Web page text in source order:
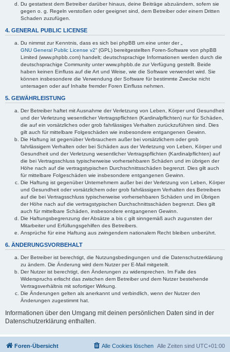
Du gestattest dem Betreiber darüber hinaus, deine Beiträge abzuändern, sofern sie
gegen o. g. Regeln verstoßen oder geeignet sind, dem Betreiber oder einem Dritten
Schaden zuzufügen.
4. GENERAL PUBLIC LICENSE
Du nimmst zur Kenntnis, dass es sich bei phpBB um eine unter der „
GNU General Public License v2“ (GPL) bereitgestellten Foren-Software von phpBB
Limited (www.phpbb.com) handelt; deutschsprachige Informationen werden durch die
deutschsprachige Community unter www.phpbb.de zur Verfügung gestellt. Beide
haben keinen Einfluss auf die Art und Weise, wie die Software verwendet wird. Sie
können insbesondere die Verwendung der Software für bestimmte Zwecke nicht
untersagen oder auf Inhalte fremder Foren Einfluss nehmen.
5. GEWÄHRLEISTUNG
Der Betreiber haftet mit Ausnahme der Verletzung von Leben, Körper und Gesundheit
und der Verletzung wesentlicher Vertragspflichten (Kardinalpflichten) nur für Schäden,
die auf ein vorsätzliches oder grob fahrlässiges Verhalten zurückzuführen sind. Dies
gilt auch für mittelbare Folgeschäden wie insbesondere entgangenen Gewinn.
Die Haftung ist gegenüber Verbrauchern außer bei vorsätzlichem oder grob
fahrlässigem Verhalten oder bei Schäden aus der Verletzung von Leben, Körper und
Gesundheit und der Verletzung wesentlicher Vertragspflichten (Kardinalpflichten) auf
die bei Vertragsschluss typischerweise vorhersehbaren Schäden und im übrigen der
Höhe nach auf die vertragstypischen Durchschnittsschäden begrenzt. Dies gilt auch
für mittelbare Folgeschäden wie insbesondere entgangenen Gewinn.
Die Haftung ist gegenüber Unternehmern außer bei der Verletzung von Leben, Körper
und Gesundheit oder vorsätzlichem oder grob fahrlässigem Verhalten des Betreibers
auf die bei Vertragsschluss typischerweise vorhersehbaren Schäden und im Übrigen
der Höhe nach auf die vertragstypischen Durchschnittsschäden begrenzt. Dies gilt
auch für mittelbare Schäden, insbesondere entgangenen Gewinn.
Die Haftungsbegrenzung der Absätze a bis c gilt sinngemäß auch zugunsten der
Mitarbeiter und Erfüllungsgehilfen des Betreibers.
Ansprüche für eine Haftung aus zwingendem nationalem Recht bleiben unberührt.
6. ÄNDERUNGSVORBEHALT
Der Betreiber ist berechtigt, die Nutzungsbedingungen und die Datenschutzerklärung
zu ändern. Die Änderung wird dem Nutzer per E-Mail mitgeteilt.
Der Nutzer ist berechtigt, den Änderungen zu widersprechen. Im Falle des
Widerspruchs erlischt das zwischen dem Betreiber und dem Nutzer bestehende
Vertragsverhältnis mit sofortiger Wirkung.
Die Änderungen gelten als anerkannt und verbindlich, wenn der Nutzer den
Änderungen zugestimmt hat.
Informationen über den Umgang mit deinen persönlichen Daten sind in der
Datenschutzerklärung enthalten.
Foren-Übersicht Alle Zeiten sind UTC+01:00
Alle Cookies löschen